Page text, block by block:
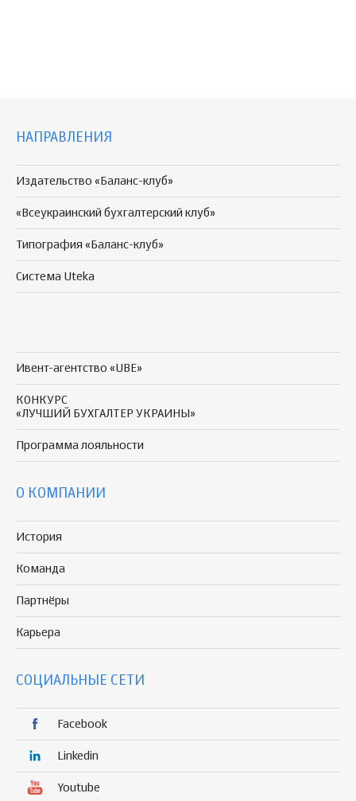
НАПРАВЛЕНИЯ
Издательство «Баланс-клуб»
«Всеукраинский бухгалтерский клуб»
Типография «Баланс-клуб»
Система Uteka
Ивент-агентство «UBE»
КОНКУРС
«ЛУЧШИЙ БУХГАЛТЕР УКРАИНЫ»
Программа лояльности
О КОМПАНИИ
История
Команда
Партнёры
Карьера
СОЦИАЛЬНЫЕ СЕТИ
Facebook
Linkedin
Youtube